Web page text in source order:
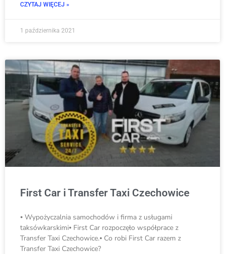
CZYTAJ WIĘCEJ »
1 października 2021
First Car i Transfer Taxi Czechowice
⦁ Wypożyczalnia samochodów i firma z usługami
taksówkarskimi⦁ First Car rozpoczęło współprace z
Transfer Taxi Czechowice.⦁ Co robi First Car razem z
Transfer Taxi Czechowice?